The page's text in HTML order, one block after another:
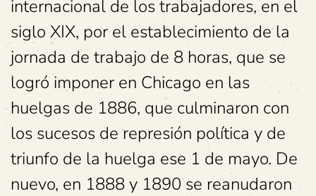
internacional de los trabajadores, en el
siglo XIX, por el establecimiento de la
jornada de trabajo de 8 horas, que se
logró imponer en Chicago en las
huelgas de 1886, que culminaron con
los sucesos de represión política y de
triunfo de la huelga ese 1 de mayo. De
nuevo, en 1888 y 1890 se reanudaron